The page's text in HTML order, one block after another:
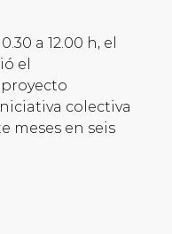
a 12.00 h, el
el
colectiva
meses en seis